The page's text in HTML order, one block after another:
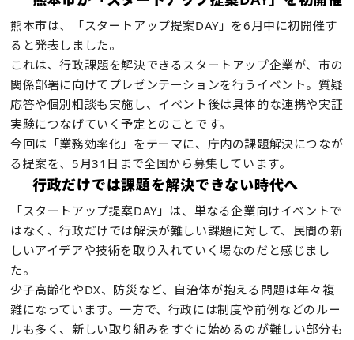
熊本市は、「スタートアップ提案DAY」を6月中に初開催す
ると発表しました。
これは、行政課題を解決できるスタートアップ企業が、市の
関係部署に向けてプレゼンテーションを行うイベント。質疑
応答や個別相談も実施し、イベント後は具体的な連携や実証
実験につなげていく予定とのことです。
今回は「業務効率化」をテーマに、庁内の課題解決につなが
る提案を、5月31日まで全国から募集しています。
行政だけでは課題を解決できない時代へ
「スタートアップ提案DAY」は、単なる企業向けイベントで
はなく、行政だけでは解決が難しい課題に対して、民間の新
しいアイデアや技術を取り入れていく場なのだと感じまし
た。
少子高齢化やDX、防災など、自治体が抱える問題は年々複
雑になっています。一方で、行政には制度や前例などのルー
ルも多く、新しい取り組みをすぐに始めるのが難しい部分も